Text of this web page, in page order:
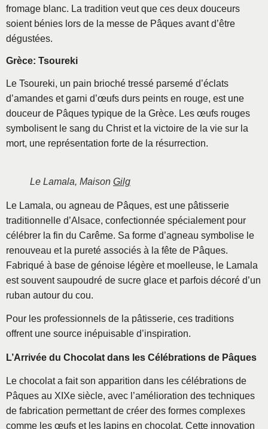
fromage blanc. La tradition veut que ces deux douceurs
soient bénies lors de la messe de Pâques avant d’être
dégustées.
Grèce: Tsoureki
Le Tsoureki, un pain brioché tressé parsemé d’éclats
d’amandes et garni d’œufs durs peints en rouge, est une
douceur de Pâques typique de la Grèce. Les œufs rouges
symbolisent le sang du Christ et la victoire de la vie sur la
mort, une représentation forte de la résurrection.
Le Lamala, Maison Gilg
Le Lamala, ou agneau de Pâques, est une pâtisserie
traditionnelle d’Alsace, confectionnée spécialement pour
célébrer la fin du Carême. Sa forme d’agneau symbolise le
renouveau et la pureté associés à la fête de Pâques.
Fabriqué à base de génoise légère et moelleuse, le Lamala
est souvent saupoudré de sucre glace et parfois décoré d’un
ruban autour du cou.
Pour les professionnels de la pâtisserie, ces traditions
offrent une source inépuisable d’inspiration.
L’Arrivée du Chocolat dans les Célébrations de Pâques
Le chocolat a fait son apparition dans les célébrations de
Pâques au XIXe siècle, avec l’amélioration des techniques
de fabrication permettant de créer des formes complexes
comme les œufs et les lapins en chocolat. Cette innovation